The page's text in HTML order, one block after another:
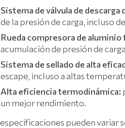
Sistema de válvula de
de la presión de carga, incluso
Rueda compresora de aluminio
acumulación de presión de
Sistema de sellado de alta
escape, incluso a altas
Alta eficiencia termodinámica:
un mejor rendimiento.
pueden variar